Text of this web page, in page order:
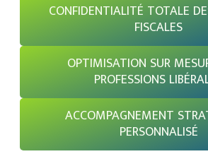
CONFIDENTIALITÉ TOTALE
FISCALES
OPTIMISATION SUR
PROFESSIONS
ACCOMPAGNEMENT
PERSONNALISÉ